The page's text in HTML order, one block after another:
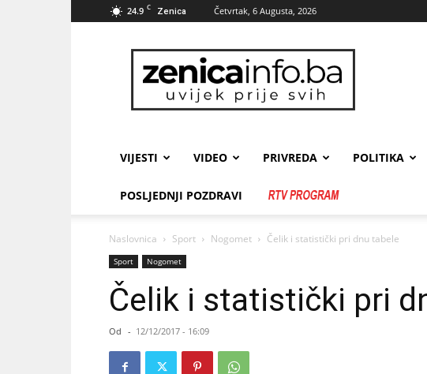
24.9 C Zenica Četvrtak, 6 Augusta, 2026
zenicainfo.ba
VIJESTI VIDEO PRIVREDA POLITIKA
POSLJEDNJI POZDRAVI
Naslovnica Sport Nogomet Čelik i statistički pri dnu tabele
Sport Nogomet
Čelik i statistički pri
Od - 12/12/2017 - 16:09